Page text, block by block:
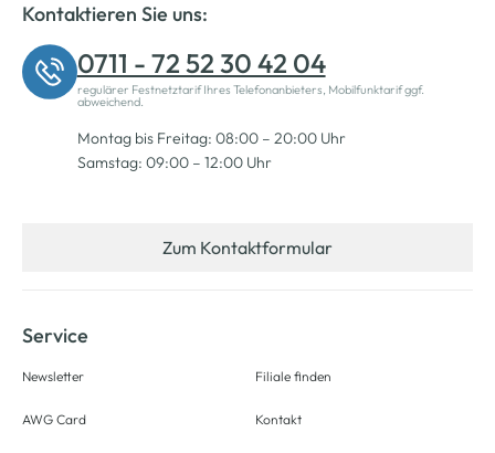
Kontaktieren Sie uns:
0711 - 72 52 30 42 04
regulärer Festnetztarif Ihres Telefonanbieters, Mobilfunktarif ggf.
abweichend.
Montag bis Freitag: 08:00 – 20:00 Uhr
Samstag: 09:00 – 12:00 Uhr
Zum Kontaktformular
Service
Newsletter
AWG Card
Filiale finden
Kontakt